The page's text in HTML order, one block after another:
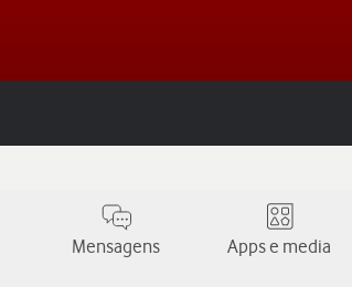
Mensagens Apps e media